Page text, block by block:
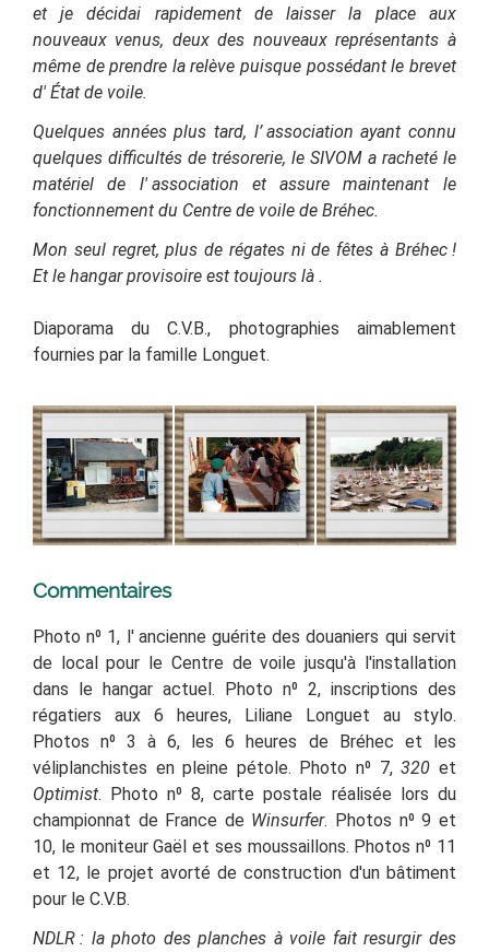
et je décidai rapidement de laisser la place aux
nouveaux venus, deux des nouveaux représentants à
même de prendre la relève puisque possédant le brevet
d' État de voile.
Quelques années plus tard, l’ association ayant connu
quelques difficultés de trésorerie, le SIVOM a racheté le
matériel de l' association et assure maintenant le
fonctionnement du Centre de voile de Bréhec.
Mon seul regret, plus de régates ni de fêtes à Bréhec !
Et le hangar provisoire est toujours là .
Diaporama du C.V.B., photographies aimablement
fournies par la famille Longuet.
Commentaires
Photo n⁰ 1, l' ancienne guérite des douaniers qui servit
de local pour le Centre de voile jusqu'à l'installation
dans le hangar actuel. Photo n⁰ 2, inscriptions des
régatiers aux 6 heures, Liliane Longuet au stylo.
Photos n⁰ 3 à 6, les 6 heures de Bréhec et les
véliplanchistes en pleine pétole. Photo n⁰ 7,320 et
Optimist. Photo n⁰ 8, carte postale réalisée lors du
championnat de France de Winsurfer. Photos n⁰ 9 et
10, le moniteur Gaël et ses moussaillons. Photos n⁰ 11
et 12, le projet avorté de construction d'un bâtiment
pour le C.V.B.
NDLR : la photo des planches à voile fait resurgir des